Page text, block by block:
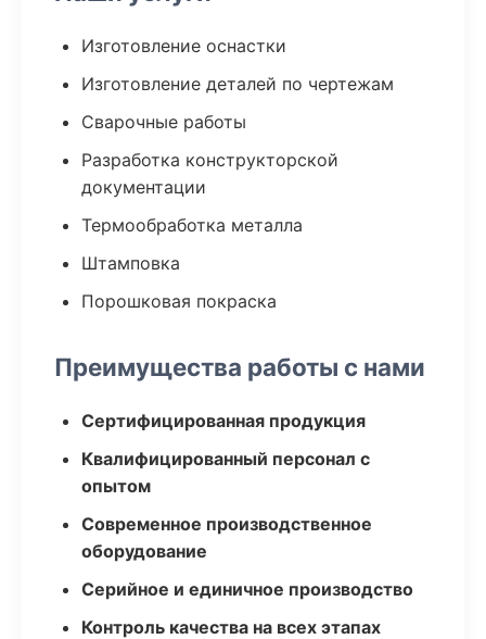
Изготовление оснастки
Изготовление деталей по чертежам
Сварочные работы
Разработка конструкторской
документации
Термообработка металла
Штамповка
Порошковая покраска
Преимущества работы с нами
Сертифицированная продукция
Квалифицированный персонал с
опытом
Современное производственное
оборудование
Серийное и единичное производство
Контроль качества на всех этапах